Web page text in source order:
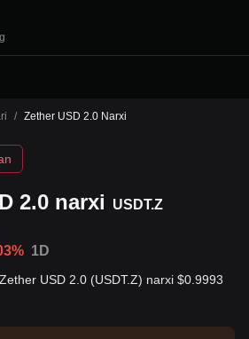
/ Zether USD 2.0 Narxi
2.0 narxi USDT.Z
1D
USD 2.0 (USDT.Z) narxi $0.9993